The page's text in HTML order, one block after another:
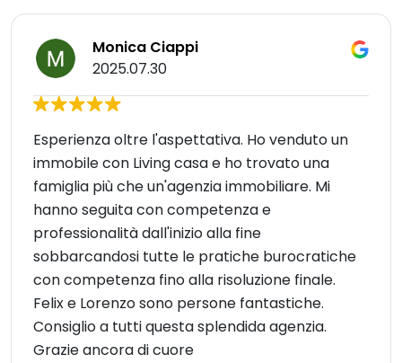
Monica Ciappi
2025.07.30
Esperienza oltre l'aspettativa. Ho venduto un
immobile con Living casa e ho trovato una
famiglia più che un'agenzia immobiliare. Mi
hanno seguita con competenza e
professionalità dall'inizio alla fine
sobbarcandosi tutte le pratiche burocratiche
con competenza fino alla risoluzione finale.
Felix e Lorenzo sono persone fantastiche.
Consiglio a tutti questa splendida agenzia.
Grazie ancora di cuore